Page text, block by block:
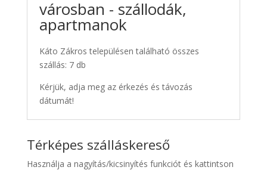
városban - szállodák,
apartmanok
Káto Zákros településen található összes
szállás: 7 db
Kérjük, adja meg az érkezés és távozás
dátumát!
Térképes szálláskereső
Használja a nagyítás/kicsinyítés funkciót és kattintson